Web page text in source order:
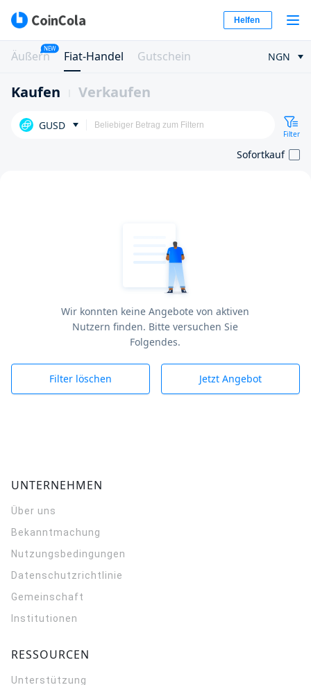
Helfen
Äußern
NEW
Fiat-Handel Gutschein NGN
Kaufen Verkaufen
GUSD
Filter
Sofortkauf
Wir konnten keine Angebote von aktiven
Nutzern finden. Bitte versuchen Sie
Folgendes.
Filter löschen Jetzt Angebot
UNTERNEHMEN
Über uns
Bekanntmachung
Nutzungsbedingungen
Datenschutzrichtlinie
Gemeinschaft
Institutionen
RESSOURCEN
Unterstützung